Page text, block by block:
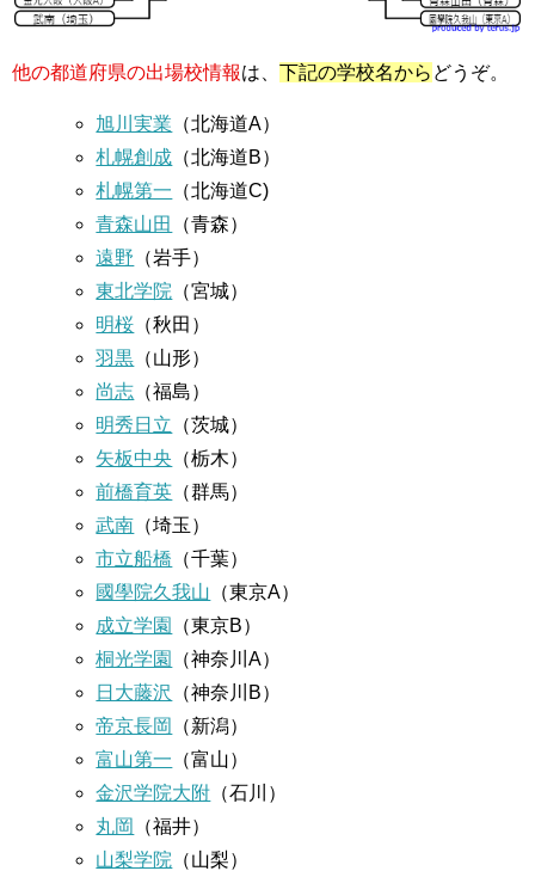
他の都道府県の出場校情報は、 下記の学校名から どうぞ。
旭川実業 （北海道A）
札幌創成 （北海道B）
札幌第一 （北海道C)
青森山田
（青森）
遠野 （岩手）
東北学院 （宮城）
明桜 （秋田）
羽黒 （山形）
尚志 （福島）
明秀日立 （茨城）
矢板中央 （栃木）
前橋育英 （群馬）
武南 （埼玉）
市立船橋 （千葉）
國學院久我山 （東京A）
成立学園
（東京B）
桐光学園
（神奈川A）
日大藤沢
（神奈川B）
帝京長岡
（新潟）
富山第一 （富山）
金沢学院大附 （石川）
丸岡
（福井）
山梨学院 （山梨）